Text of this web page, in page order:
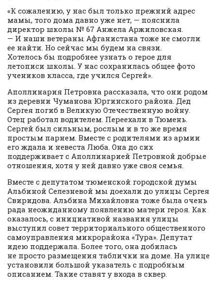
«К сожалению, у нас был только прежний адрес
мамы, того дома давно уже нет, — пояснила
директор школы № 67 Анжела Аржиловская.
— И наши ветераны Афганистана тоже не смогли
ее найти. Но сейчас мы будем на связи.
Хотелось бы подробнее узнать о герое для
летописи школы. У нас сохранилась общее фото
учеников класса, где учился Сергей».
Аполлинария Петровна рассказала, что они родом
из деревни Чуманова Юргинского района. Дед
Сергея погиб в Великую Отечественную войну.
Отец работал водителем. Переехали в Тюмень.
Сергей был сильным, рослым и в то же время
простым парнем. Вместе с родителями из армии
его ждала и невеста Люба. Она до сих
поддерживает с Аполлинарией Петровной добрые
отношения, хотя у ней давно уже своя семья.
Вместе с депутатом тюменской городской думы
Альбиной Селезневой мы доехали до улицы Сергея
Свиридова. Альбина Михайловна тоже была очень
рада неожиданному появлению матери героя. Как
оказалось, с инициативой названия улицы
выступил совет территориального общественного
самоуправления микрорайона «Тура». Депутат
идею поддержала. Более того, она добилась
не просто размещения таблички на доме. На улице
установили большой указатель с подробным
описанием. Такие ставят у входа в сквер.